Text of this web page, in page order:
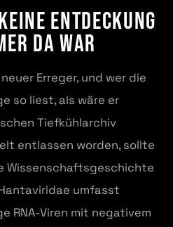
Entdeckung
da war
Erreger, und wer die
so liest, als wäre er
Tiefkühlarchiv
entlassen worden, sollte
Wissenschaftsgeschichte
umfasst
RNA-Viren mit negativem